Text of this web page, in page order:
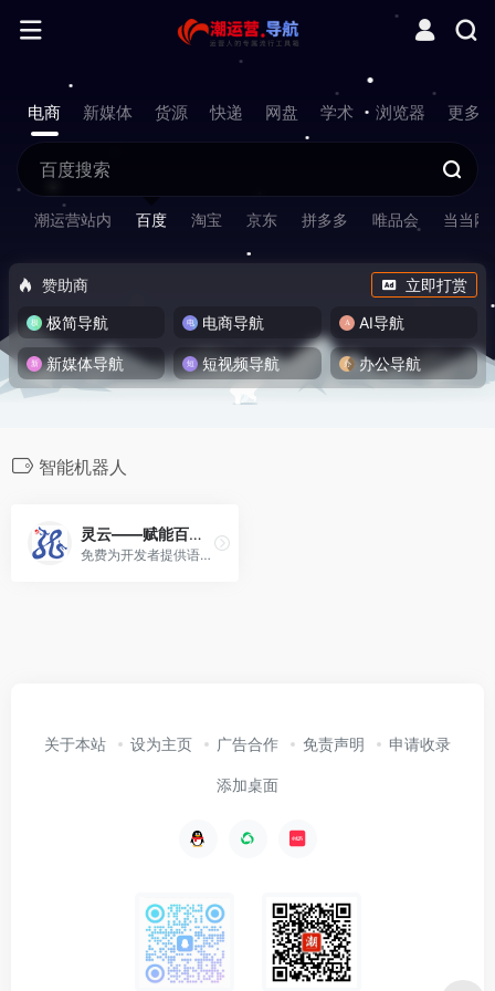
电商 新媒体 货源 快递 网盘 学术 浏览器 更多
潮运营站内 百度 淘宝 京东 拼多多 唯品会 当当网
赞助商
立即打赏
极简导航
电商导航 AI导航
新媒体导航 短视频导航 办公导航
智能机器人
灵云——赋能百业 共享AI未来
免费为开发者提供语音合成(TTS)、语音识别(ASR)、手写识别(HWR)、光学字符识别(OCR)、语义理解(NLU)、机器翻译(MT)等全方位智能人机交互能力……
关于本站 设为主页 广告合作 免责声明 申请收录
添加桌面